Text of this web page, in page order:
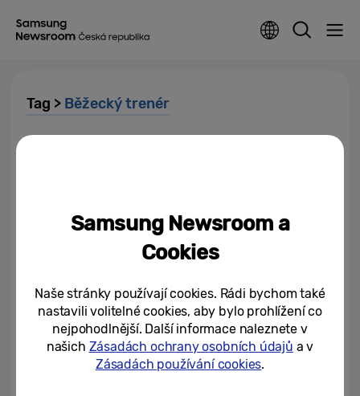
Tag > Běžecký trenér
Chytré hodinky jako trenér?
Běhejte chytře, ne víc
25/07/2025
Samsung nabízí uživatelské
rozhraní One UI 8 Watch pro
hodinky Galaxy Watch Ultra
Samsung Newsroom a
Cookies
Naše stránky používají cookies. Rádi bychom také
nastavili volitelné cookies, aby bylo prohlížení co
nejpohodlnější. Další informace naleznete v
našich Zásadách ochrany osobních údajů a v
Zásadách používání cookies.